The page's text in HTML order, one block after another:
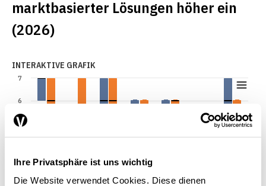
Ihre Privatsphäre ist uns wichtig
Die Website verwendet Cookies. Diese dienen
marktbasierter Lösungen höher ein
(2026)
INTERAKTIVE GRAFIK
3
5
6
7